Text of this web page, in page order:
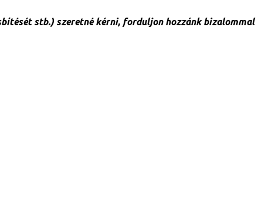
stb.) szeretné kérni, forduljon hozzánk bizalommal